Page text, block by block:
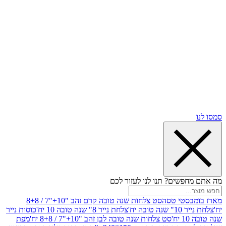
תנו לנו לעזור לכם
טסה
סט צלחות שנה טובה קרם זהב "10+"7 / 8+8
יח'
צלחת נייר 8" שנה טובה 10 יח'
כוסות נייר
סט צלחות שנה טובה לבן זהב "10+"7 / 8+8 יח'
מפת